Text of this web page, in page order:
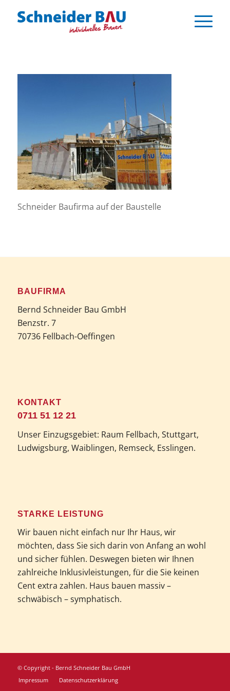
Schneider Baufirma auf der Baustelle
BAUFIRMA
Bernd Schneider Bau GmbH
Benzstr. 7
70736 Fellbach-Oeffingen
KONTAKT
0711 51 12 21
Unser Einzugsgebiet: Raum Fellbach, Stuttgart,
Ludwigsburg, Waiblingen, Remseck, Esslingen.
STARKE LEISTUNG
Wir bauen nicht einfach nur Ihr Haus, wir
möchten, dass Sie sich darin von Anfang an wohl
und sicher fühlen. Deswegen bieten wir Ihnen
zahlreiche Inklusivleistungen, für die Sie keinen
Cent extra zahlen. Haus bauen massiv –
schwäbisch – symphatisch.
© Copyright - Bernd Schneider Bau GmbH
Impressum
Datenschutzerklärung